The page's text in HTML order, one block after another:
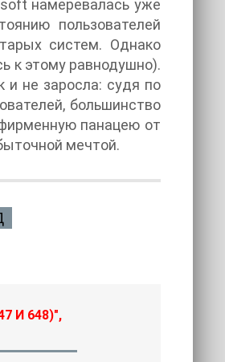
намеревалась уже
пользователей
систем. Однако
к этому равнодушно).
и не заросла: судя по
большинство
панацею от
мечтой.
И 648)",